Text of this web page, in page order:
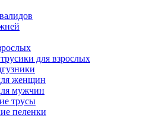
для взрослых
женщин
мужчин
трусы
пеленки